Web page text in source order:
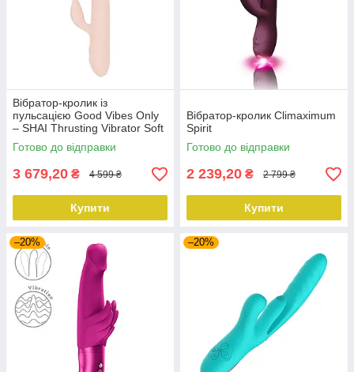
Вібратор-кролик із
пульсацією Good Vibes Only
– SHAI Thrusting Vibrator Soft
Silicone – Pink, 3 мотори
Готово до відправки
3 679,20 ₴ 4 599 ₴
Купити
Вібратор-кролик Climaximum
Spirit
Готово до відправки
2 239,20 ₴ 2 799 ₴
Купити
–20% –20%